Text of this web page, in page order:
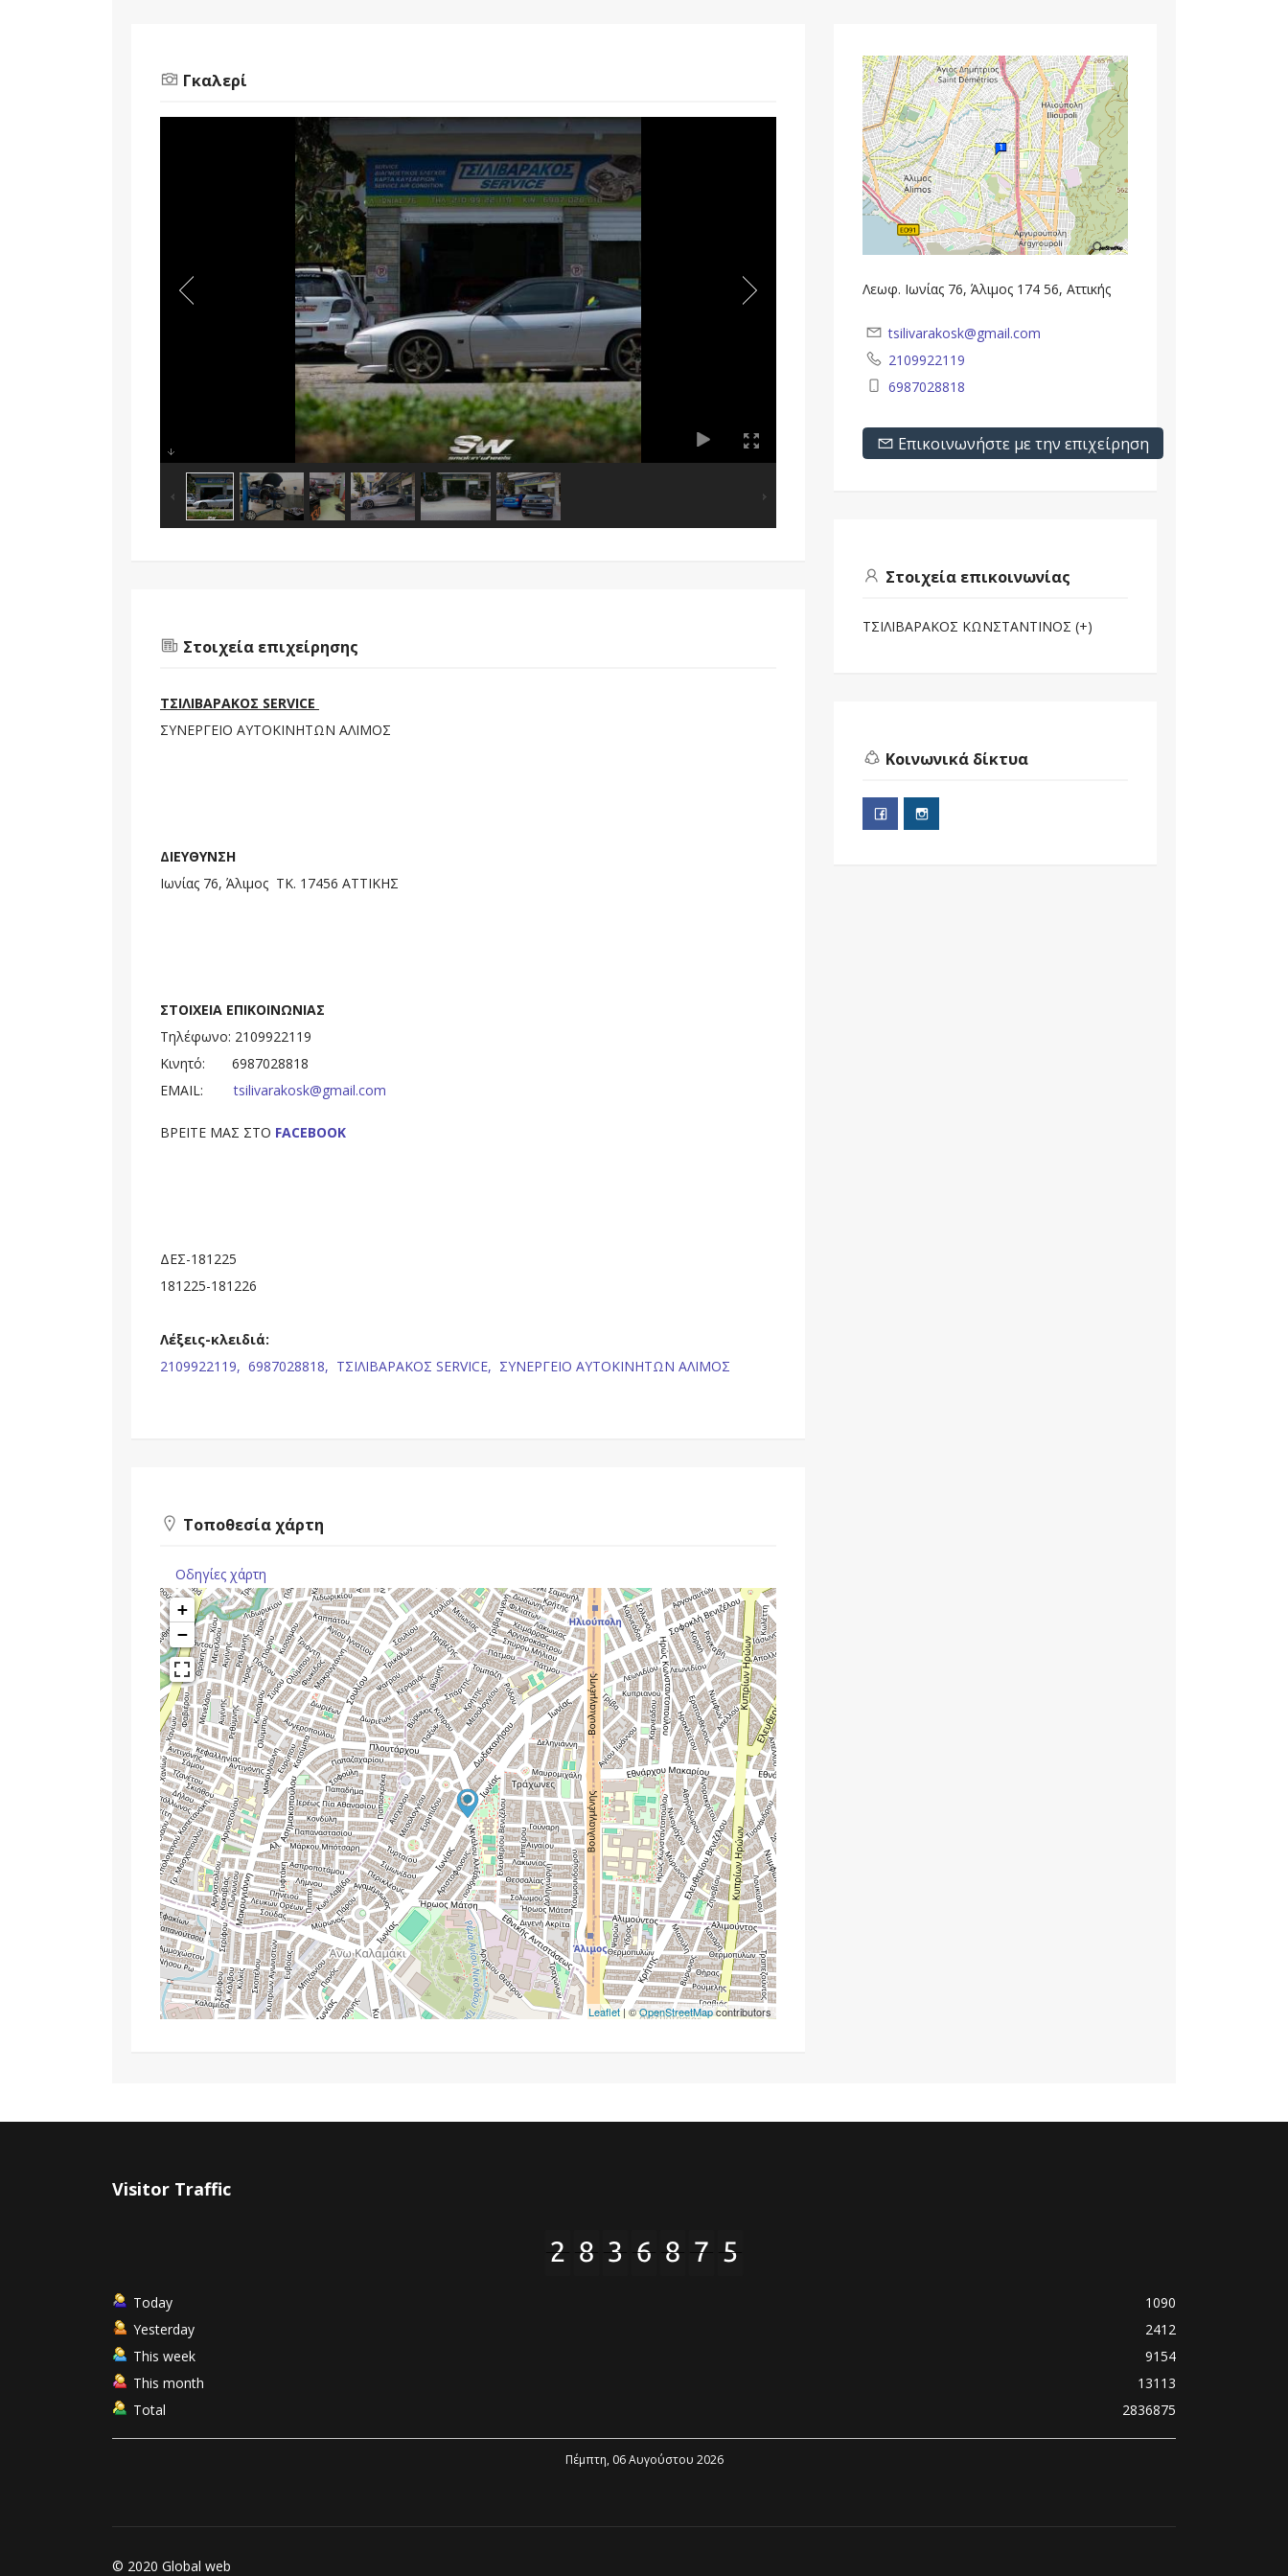
Γκαλερί
Στοιχεία επιχείρησης
ΤΣΙΛΙΒΑΡΑΚΟΣ SERVICE
ΣΥΝΕΡΓΕΙΟ ΑΥΤΟΚΙΝΗΤΩΝ ΑΛΙΜΟΣ
ΔΙΕΥΘΥΝΣΗ
Ιωνίας 76, Άλιμος ΤΚ. 17456 ΑΤΤΙΚΗΣ
ΣΤΟΙΧΕΙΑ ΕΠΙΚΟΙΝΩΝΙΑΣ
Τηλέφωνο: 2109922119
Κινητό: 6987028818
EMAIL:tsilivarakosk@gmail.com
ΒΡΕΙΤΕ ΜΑΣ ΣΤΟ FACEBOOK
ΔΕΣ-181225
181225-181226
Λέξεις-κλειδιά:
2109922119, 6987028818, ΤΣΙΛΙΒΑΡΑΚΟΣ SERVICE, ΣΥΝΕΡΓΕΙΟ ΑΥΤΟΚΙΝΗΤΩΝ ΑΛΙΜΟΣ
Τοποθεσία χάρτη
Οδηγίες χάρτη
+
−
Leaflet| ©OpenStreetMapcontributors
Λεωφ. Ιωνίας 76, Άλιμος 174 56, Αττικής
tsilivarakosk@gmail.com
2109922119
6987028818
Επικοινωνήστε με την επιχείρηση
Στοιχεία επικοινωνίας
ΤΣΙΛΙΒΑΡΑΚΟΣ ΚΩΝΣΤΑΝΤΙΝΟΣ (+)
Κοινωνικά δίκτυα
Visitor Traffic
Today
1090
Yesterday
2412
This week
9154
This month
13113
Total
2836875
Πέμπτη, 06 Αυγούστου 2026
© 2020 Global web